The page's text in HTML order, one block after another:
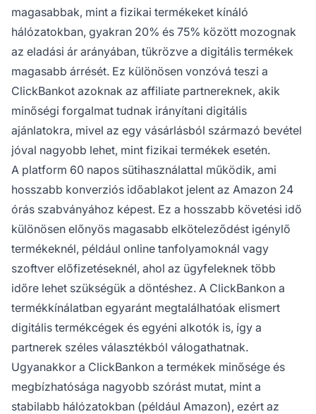
magasabbak, mint a fizikai termékeket kínáló
hálózatokban, gyakran 20% és 75% között mozognak
az eladási ár arányában, tükrözve a digitális termékek
magasabb árrését. Ez különösen vonzóvá teszi a
ClickBankot azoknak az affiliate partnereknek, akik
minőségi forgalmat tudnak irányítani digitális
ajánlatokra, mivel az egy vásárlásból származó bevétel
jóval nagyobb lehet, mint fizikai termékek esetén.
A platform 60 napos sütihasználattal működik, ami
hosszabb konverziós időablakot jelent az Amazon 24
órás szabványához képest. Ez a hosszabb követési idő
különösen előnyös magasabb elköteleződést igénylő
termékeknél, például online tanfolyamoknál vagy
szoftver előfizetéseknél, ahol az ügyfeleknek több
időre lehet szükségük a döntéshez. A ClickBankon a
termékkínálatban egyaránt megtalálhatóak elismert
digitális termékcégek és egyéni alkotók is, így a
partnerek széles választékból válogathatnak.
Ugyanakkor a ClickBankon a termékek minősége és
megbízhatósága nagyobb szórást mutat, mint a
stabilabb hálózatokban (például Amazon), ezért az